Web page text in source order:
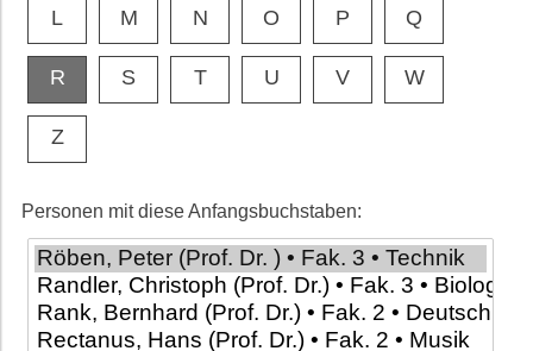
L M N O P Q
R S T U V W
Z
Personen mit diese Anfangsbuchstaben: